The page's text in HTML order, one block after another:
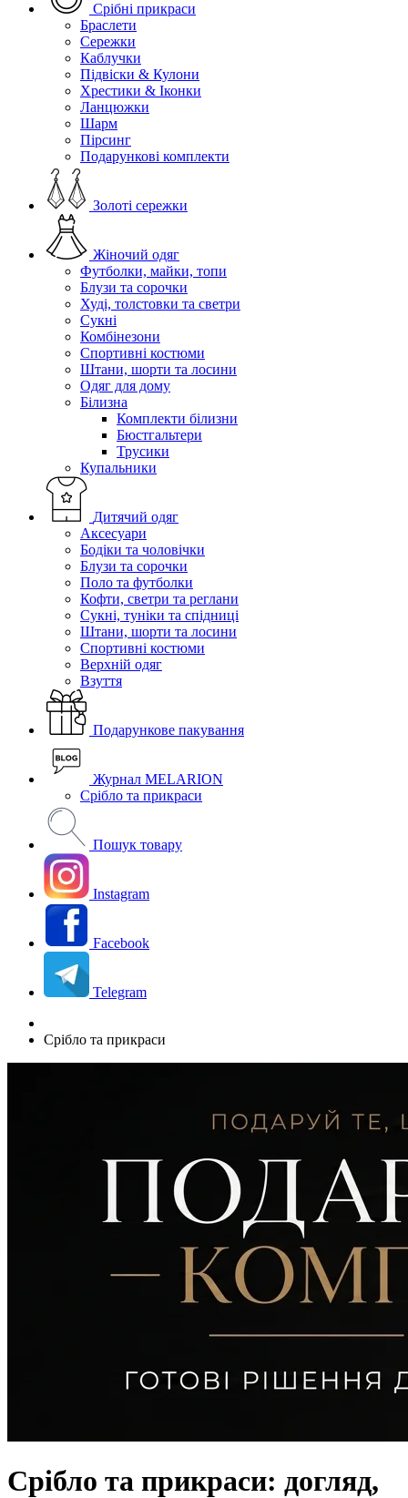
Срібні прикраси
Браслети
Сережки
Каблучки
Підвіски & Кулони
Хрестики & Іконки
Ланцюжки
Шарм
Пірсинг
Подарункові комплекти
Золоті сережки
Жіночий одяг
Футболки, майки, топи
Блузи та сорочки
Худі, толстовки та светри
Сукні
Комбінезони
Спортивні костюми
Штани, шорти та лосини
Одяг для дому
Білизна
Комплекти білизни
Бюстгальтери
Трусики
Купальники
Дитячий одяг
Аксесуари
Бодіки та чоловічки
Блузи та сорочки
Поло та футболки
Кофти, светри та реглани
Сукні, туніки та спідниці
Штани, шорти та лосини
Спортивні костюми
Верхній одяг
Взуття
Подарункове пакування
Журнал MELARION
Срібло та прикраси
Пошук товару
Instagram
Facebook
Telegram
Срібло та прикраси
Срібло та прикраси: догляд,